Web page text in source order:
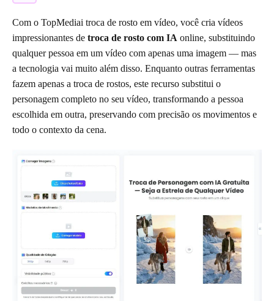
Com o TopMediai troca de rosto em vídeo, você cria vídeos
impressionantes de troca de rosto com IA online, substituindo
qualquer pessoa em um vídeo com apenas uma imagem — mas
a tecnologia vai muito além disso. Enquanto outras ferramentas
fazem apenas a troca de rostos, este recurso substitui o
personagem completo no seu vídeo, transformando a pessoa
escolhida em outra, preservando com precisão os movimentos e
todo o contexto da cena.